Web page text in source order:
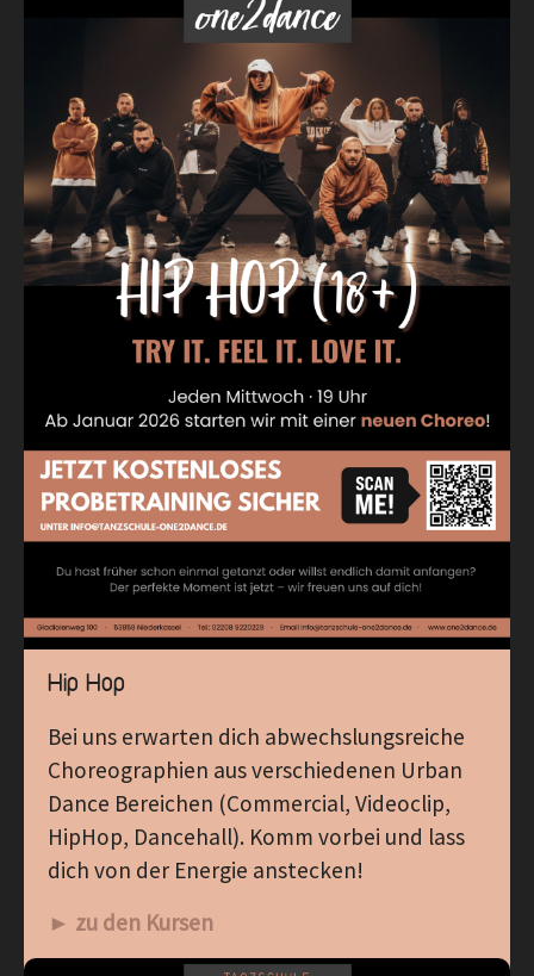
Hip Hop
Bei uns erwarten dich abwechslungsreiche
Choreographien aus verschiedenen Urban
Dance Bereichen (Commercial, Videoclip,
HipHop, Dancehall). Komm vorbei und lass
dich von der Energie anstecken!
► zu den Kursen